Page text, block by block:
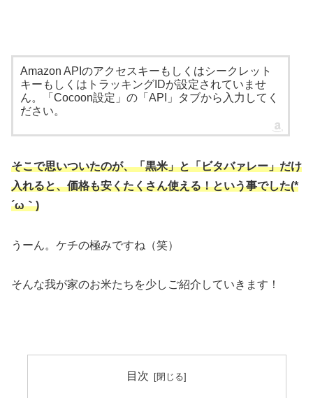
Amazon APIのアクセスキーもしくはシークレット
キーもしくはトラッキングIDが設定されていませ
ん。「Cocoon設定」の「API」タブから入力してく
ださい。
そこで思いついたのが、「黒米」と「ビタバァレー」だけ
入れると、価格も安くたくさん使える！という事でした(*
´ω｀)
うーん。ケチの極みですね（笑）
そんな我が家のお米たちを少しご紹介していきます！
目次